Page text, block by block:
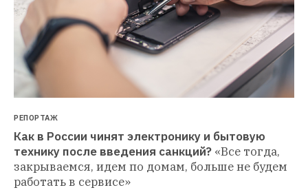
РЕПОРТАЖ
Как в России чинят электронику и бытовую
технику после введения санкций? «Все тогда,
закрываемся, идем по домам, больше не будем
работать в сервисе»